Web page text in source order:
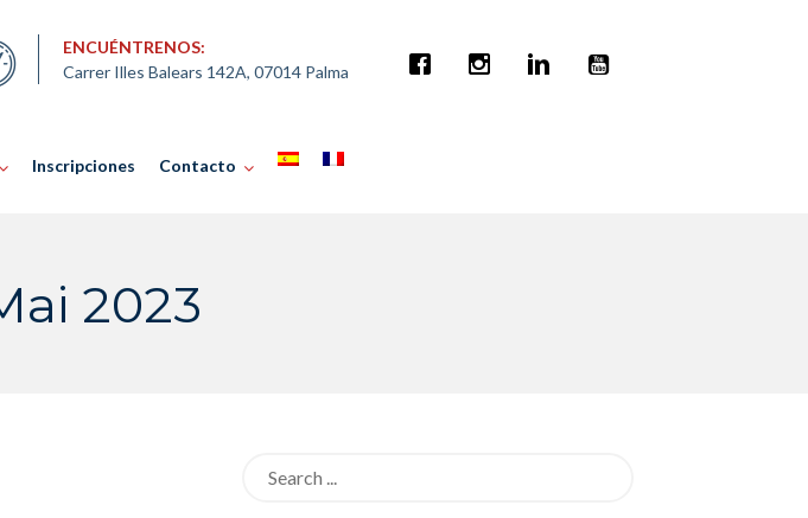
ENCUÉNTRENOS:
Carrer Illes Balears 142A, 07014 Palma
Inscripciones Contacto
2023